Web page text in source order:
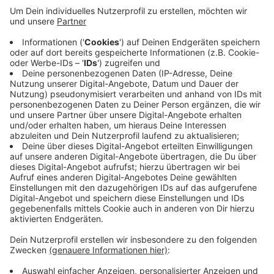
In Bessenich konnte die Feuerwehr die Flammen
schnell löschen. Aufwändiger ist der Einsatz in
Zingsheim gewesen: Es brannte die Lagerhalle
eines Bauernhofes. Die Feuerwehr konnte ein
Übergreifen der Flammen auf Wohngebäude
verhindern. In der Spitze waren nach Angaben der
Feuerwehr Nettersheim fast 100 Feuerwehrleute
im Einsatz. Der Schaden wird auf etwa 50.000 Euro
geschätzt. Die Brandursache ist noch unklar.
Veröffentlicht:Freitag, 25.09.2020 05:59
Anzeige